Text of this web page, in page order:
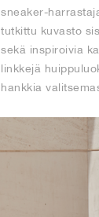
sneaker-
tutkittu kuvasto
sekä inspiroivia
linkkejä
hankkia